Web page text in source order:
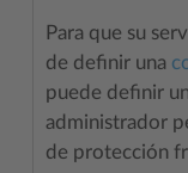
Para que su
de definir una
puede definir
administrador
de protección